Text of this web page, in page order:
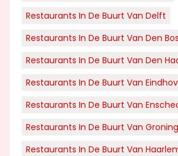
Restaurants In De Buurt Van Delft
Restaurants In De Buurt Van Den
Restaurants In De Buurt Van Den
Restaurants In De Buurt Van
Restaurants In De Buurt Van
Restaurants In De Buurt Van
Restaurants In De Buurt Van